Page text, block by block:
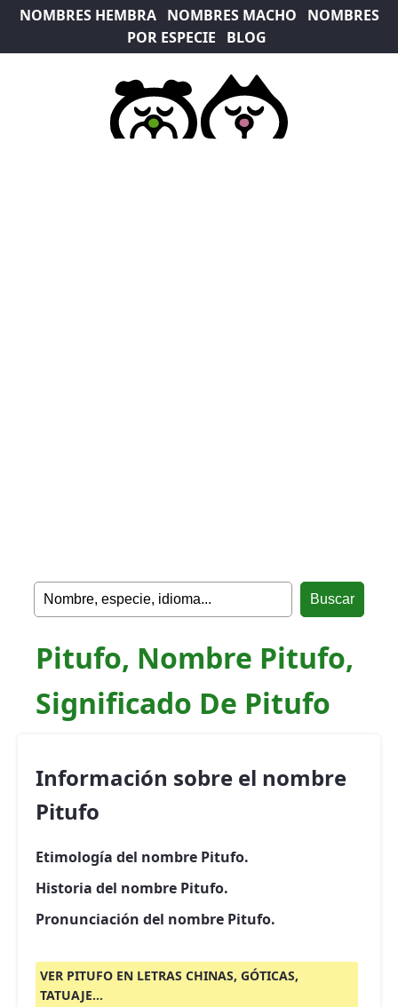
NOMBRES HEMBRA NOMBRES MACHO
NOMBRES
POR ESPECIE
BLOG
Pitufo, Nombre Pitufo,
Significado De Pitufo
Información sobre el nombre
Pitufo
Etimología del nombre Pitufo.
Historia del nombre Pitufo.
Pronunciación del nombre Pitufo.
VER PITUFO EN LETRAS CHINAS, GÓTICAS,
TATUAJE...